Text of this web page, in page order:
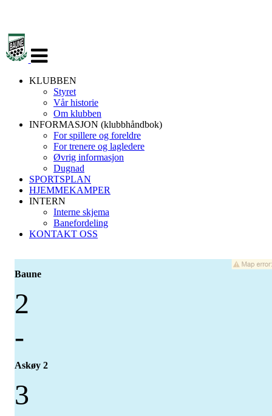
navigasjon
KLUBBEN
Styret
Vår historie
Om klubben
INFORMASJON (klubbhåndbok)
For spillere og foreldre
For trenere og lagledere
Øvrig informasjon
Dugnad
SPORTSPLAN
HJEMMEKAMPER
INTERN
Interne skjema
Banefordeling
KONTAKT OSS
Baune
2
-
Askøy 2
3